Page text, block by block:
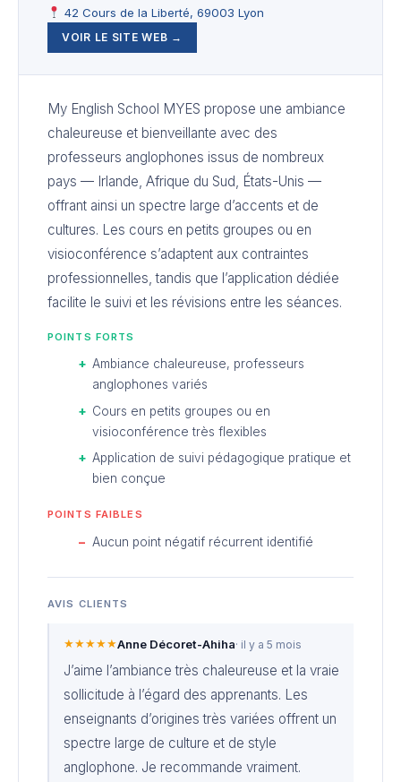
42 Cours de la Liberté, 69003 Lyon
VOIR LE SITE WEB →
My English School MYES propose une ambiance
chaleureuse et bienveillante avec des
professeurs anglophones issus de nombreux
pays — Irlande, Afrique du Sud, États-Unis —
offrant ainsi un spectre large d’accents et de
cultures. Les cours en petits groupes ou en
visioconférence s’adaptent aux contraintes
professionnelles, tandis que l’application dédiée
facilite le suivi et les révisions entre les séances.
POINTS FORTS
Ambiance chaleureuse, professeurs
anglophones variés
Cours en petits groupes ou en
visioconférence très flexibles
Application de suivi pédagogique pratique et
bien conçue
POINTS FAIBLES
Aucun point négatif récurrent identifié
AVIS CLIENTS
★★★★★Anne Décoret-Ahiha· il y a 5 mois
J’aime l’ambiance très chaleureuse et la vraie
sollicitude à l’égard des apprenants. Les
enseignants d’origines très variées offrent un
spectre large de culture et de style
anglophone. Je recommande vraiment.